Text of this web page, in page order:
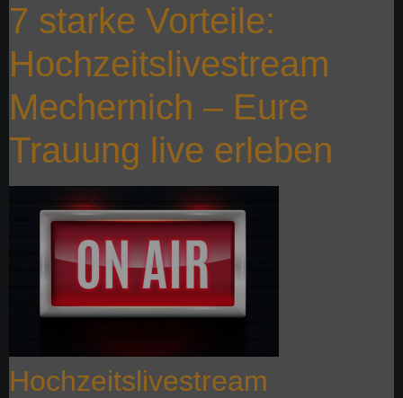
7 starke Vorteile:
Hochzeitslivestream
Mechernich – Eure
Trauung live erleben
Hochzeitslivestream